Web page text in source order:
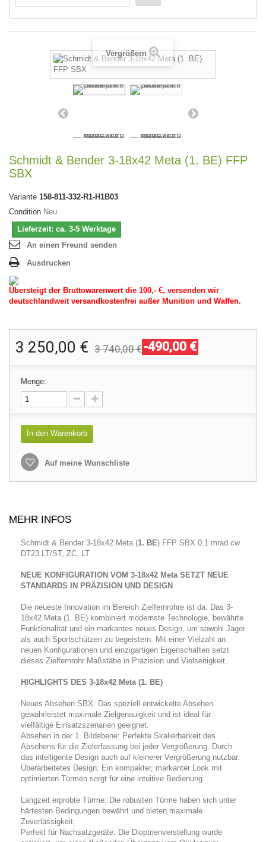
Vergrößern
Schmidt & Bender 3-18x42 Meta (1. BE) FFP
SBX
Variante 158-811-332-R1-H1B03
Condition Neu
Lieferzeit: ca. 3-5 Werktage
An einen Freund senden
Ausdrucken
Übersteigt der Bruttowarenwert die 100,- €, versenden wir
deutschlandweit versandkostenfrei außer Munition und Waffen.
3 250,00 € 3 740,00 € -490,00 €
Menge:
In den Warenkorb
Auf meine Wunschliste
MEHR INFOS
Schmidt & Bender 3-18x42 Meta (1. BE) FFP SBX 0.1 mrad cw
DT23 LT/ST, ZC, LT
NEUE KONFIGURATION VOM 3-18x42 Meta SETZT NEUE
STANDARDS IN PRÄZISION UND DESIGN
Die neueste Innovation im Bereich Zielfernrohre ist da: Das 3-
18x42 Meta (1. BE) kombiniert modernste Technologie, bewährte
Funktionalität und ein markantes neues Design, um sowohl Jäger
als auch Sportschützen zu begeistern. Mit einer Vielzahl an
neuen Konfigurationen und einzigartigen Eigenschaften setzt
dieses Zielfernrohr Maßstäbe in Präzision und Vielseitigkeit.
HIGHLIGHTS DES 3-18x42 Meta (1. BE)
Neues Absehen SBX: Das speziell entwickelte Absehen
gewährleistet maximale Zielgenauigkeit und ist ideal für
vielfältige Einsatzszenarien geeignet.
Absehen in der 1. Bildebene: Perfekte Skalierbarkeit des
Absehens für die Zielerfassung bei jeder Vergrößerung. Durch
das intelligente Design auch auf kleinerer Vergrößerung nutzbar.
Überarbeitetes Design: Ein kompakter, markanter Look mit
optimierten Türmen sorgt für eine intuitive Bedienung.
Langzeit erprobte Türme: Die robusten Türme haben sich unter
härtesten Bedingungen bewährt und bieten maximale
Zuverlässigkeit.
Perfekt für Nachsatzgeräte: Die Dioptrienverstellung wurde